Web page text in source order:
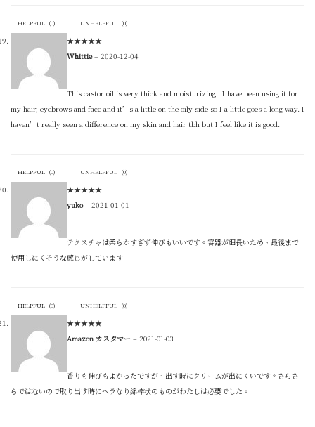
HELPFUL (0) UNHELPFUL (0)
★★★★★
Whittie– 2020-12-04
This castor oil is very thick and moisturizing ! I have been using it for
my hair, eyebrows and face and it’s a little on the oily side so I a little goes a long way. I
haven’t really seen a difference on my skin and hair tbh but I feel like it is good.
HELPFUL (0) UNHELPFUL (0)
★★★★★
yuko– 2021-01-01
テクスチャは柔らかすぎず伸びもいいです。容器が細長いため、最後まで
使用しにくそうな感じがしています
HELPFUL (0) UNHELPFUL (0)
★★★★★
Amazon カスタマー – 2021-01-03
香りも伸びもよかったですが、出す時にクリームが出にくいです。さらさ
らではないので取り出す時にヘラなり綿棒状のものがわたしは必要でした。